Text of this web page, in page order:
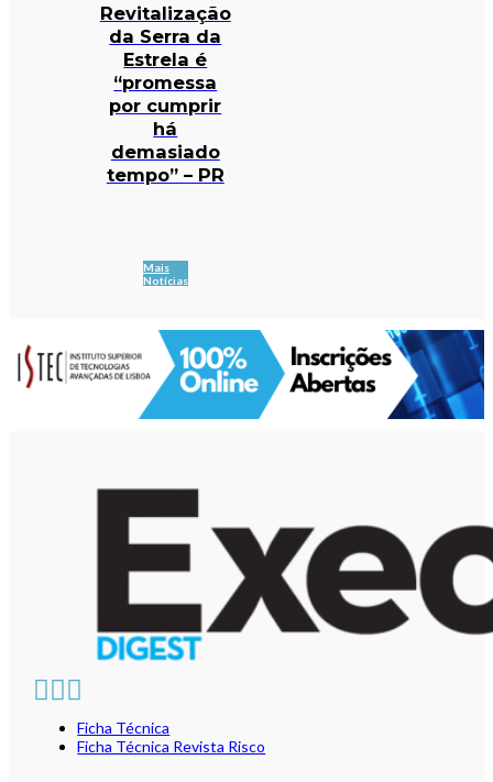
Revitalização
da Serra da
Estrela é
“promessa
por cumprir
há
demasiado
tempo” – PR
Mais
Notícias
Ficha Técnica
Ficha Técnica Revista Risco